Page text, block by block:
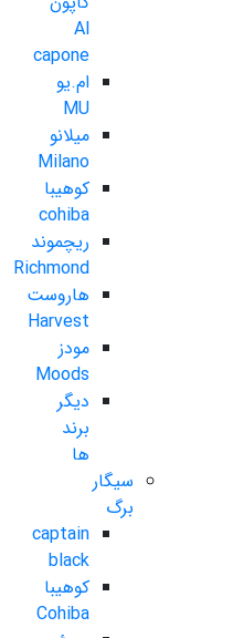
Al
capone
ام.یو
MU
میلانو
Milano
کوهیبا
cohiba
ریچموند
Richmond
هاروست
Harvest
مودز
Moods
دیگر
برند
ها
سیگار
برگ
captain
black
کوهیبا
Cohiba